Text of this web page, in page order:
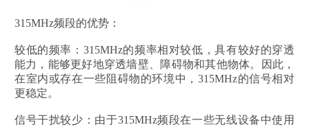
315MHz频段的优势：
较低的频率：315MHz的频率相对较低，具有较好的穿透
能力，能够更好地穿透墙壁、障碍物和其他物体。因此，
在室内或存在一些阻碍物的环境中，315MHz的信号相对
更稳定。
信号干扰较少：由于315MHz频段在一些无线设备中使用